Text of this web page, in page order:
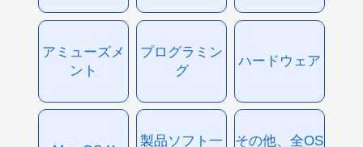
アミューズメ
ント
プログラミン
グ
ハードウェア
製品ソフト一
その他、全OS